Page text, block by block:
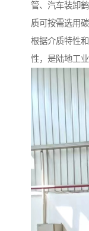
管、汽车装卸
质可按需选用
根据介质特性
性，是陆地工